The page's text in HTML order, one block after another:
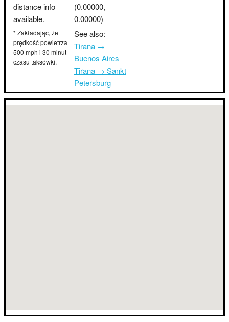
distance info
available.
* Zakładając, że
prędkość powietrza
500 mph i 30 minut
czasu taksówki.
(0.00000,
0.00000)
See also:
Tirana →
Buenos Aires
Tirana → Sankt
Petersburg